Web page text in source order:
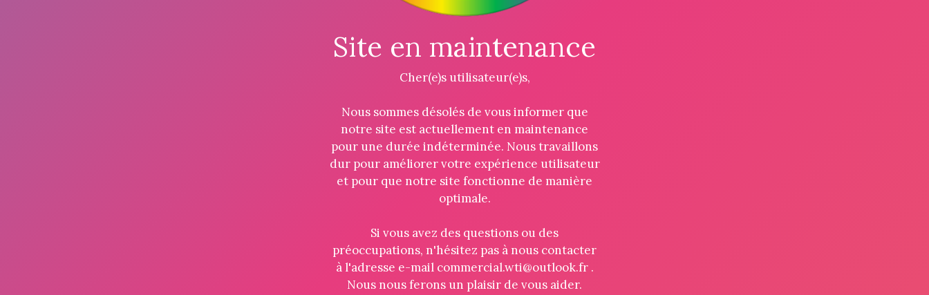
Site en maintenance
Cher(e)s utilisateur(e)s,
Nous sommes désolés de vous informer que
notre site est actuellement en maintenance
pour une durée indéterminée. Nous travaillons
dur pour améliorer votre expérience utilisateur
et pour que notre site fonctionne de manière
optimale.
Si vous avez des questions ou des
préoccupations, n'hésitez pas à nous contacter
à l'adresse e-mail commercial.wti@outlook.fr .
Nous nous ferons un plaisir de vous aider.